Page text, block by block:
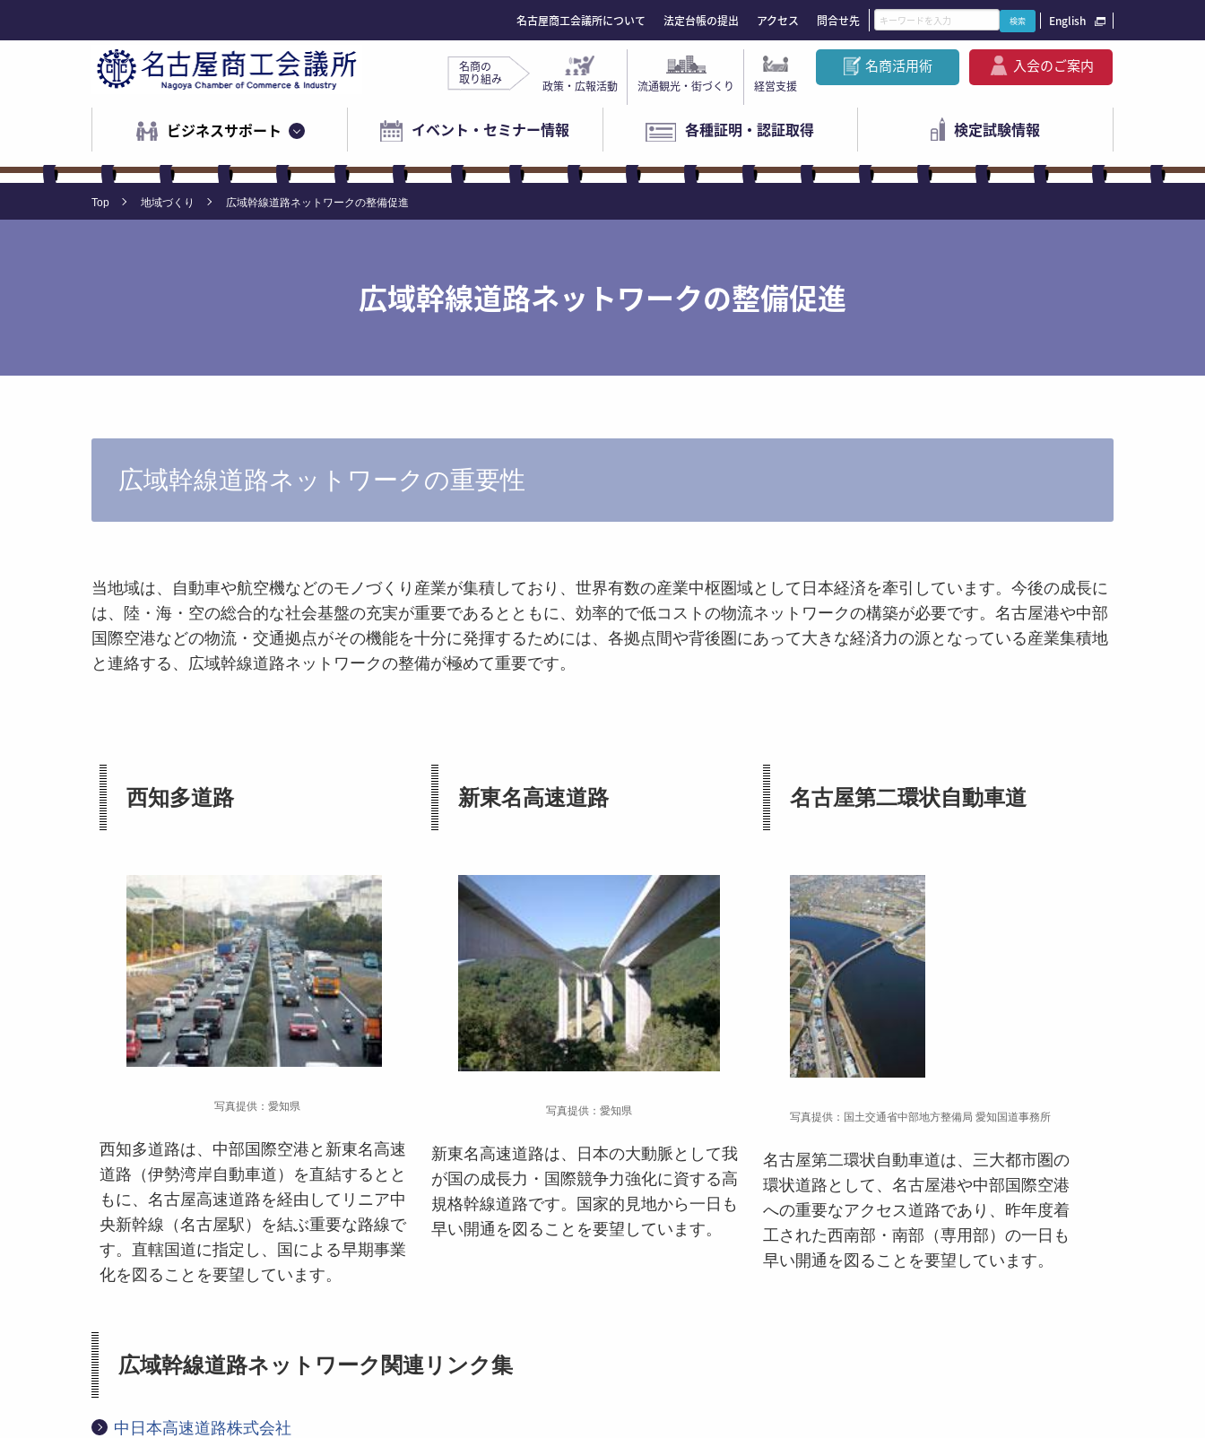
ビジネスサポート イベント・セミナー情報 各種証明・認証取得 検定試験情報
名商の
取り組み 政策・広報活動 流通観光・街づくり 経営支援
名商活用術 入会のご案内
名古屋商工会議所について 法定台帳の提出 アクセス 問合せ先 English
Top 地域づくり 広域幹線道路ネットワークの整備促進
広域幹線道路ネットワークの整備促進
広域幹線道路ネットワークの重要性
当地域は、自動車や航空機などのモノづくり産業が集積しており、世界有数の産業中枢圏域として日本経済を牽引しています。今後の成長に
は、陸・海・空の総合的な社会基盤の充実が重要であるとともに、効率的で低コストの物流ネットワークの構築が必要です。名古屋港や中部
国際空港などの物流・交通拠点がその機能を十分に発揮するためには、各拠点間や背後圏にあって大きな経済力の源となっている産業集積地
と連絡する、広域幹線道路ネットワークの整備が極めて重要です。
西知多道路
写真提供：愛知県
西知多道路は、中部国際空港と新東名高速
道路（伊勢湾岸自動車道）を直結するとと
もに、名古屋高速道路を経由してリニア中
央新幹線（名古屋駅）を結ぶ重要な路線で
す。直轄国道に指定し、国による早期事業
化を図ることを要望しています。
新東名高速道路
写真提供：愛知県
新東名高速道路は、日本の大動脈として我
が国の成長力・国際競争力強化に資する高
規格幹線道路です。国家的見地から一日も
早い開通を図ることを要望しています。
名古屋第二環状自動車道
写真提供：国土交通省中部地方整備局 愛知国道事務所
名古屋第二環状自動車道は、三大都市圏の
環状道路として、名古屋港や中部国際空港
への重要なアクセス道路であり、昨年度着
工された西南部・南部（専用部）の一日も
早い開通を図ることを要望しています。
広域幹線道路ネットワーク関連リンク集
中日本高速道路株式会社